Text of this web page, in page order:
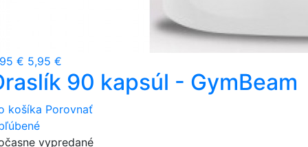
€ 5,95 €
90 kapsúl - GymBeam
košíka Porovnať
vypredané